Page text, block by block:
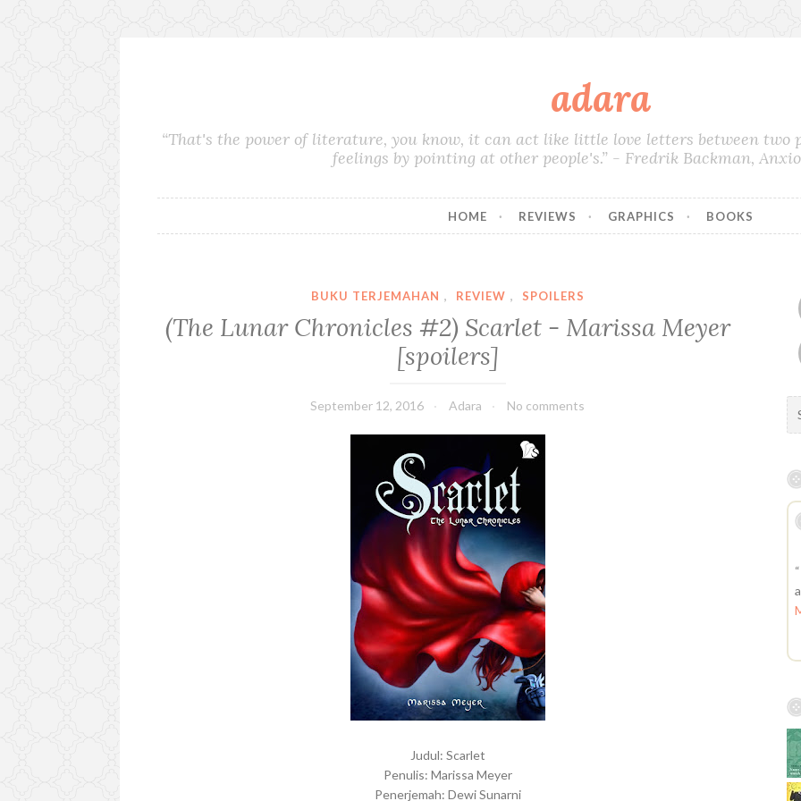
c
adara
“That's the power of literature, you know, it can act like little love letters between two
feelings by pointing at other people's.” - Fredrik Backman,
HOME REVIEWS GRAPHICS BOOKS
BUKU TERJEMAHAN , REVIEW , SPOILERS
(The Lunar Chronicles #2) Scarlet - Marissa Meyer
[spoilers]
September 12, 2016 Adara No comments
Judul: Scarlet
Penulis: Marissa Meyer
Penerjemah: Dewi Sunarni
c
h